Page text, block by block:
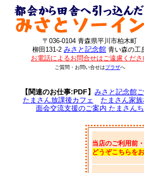
〒036-0104 青森県平川市柏木町
柳田131-2 みさと記念館 青い森の工
お電話によるお問合せはご遠慮くださ
ご質問・お問い合せはプラザへ
【関連のお仕事:PDF】みさと記念館
たまさん放課後カフェ
たまさん家
面会交流支援のご案内 たまさんち
当店のご利用前
どうぞこちらを